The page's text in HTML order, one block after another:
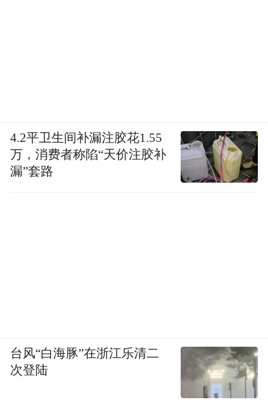
4.2平卫生间补漏注胶花1.55
万，消费者称陷“天价注胶补
漏”套路
台风“白海豚”在浙江乐清二
次登陆